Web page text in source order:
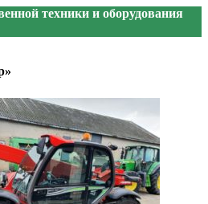
техники и оборудования